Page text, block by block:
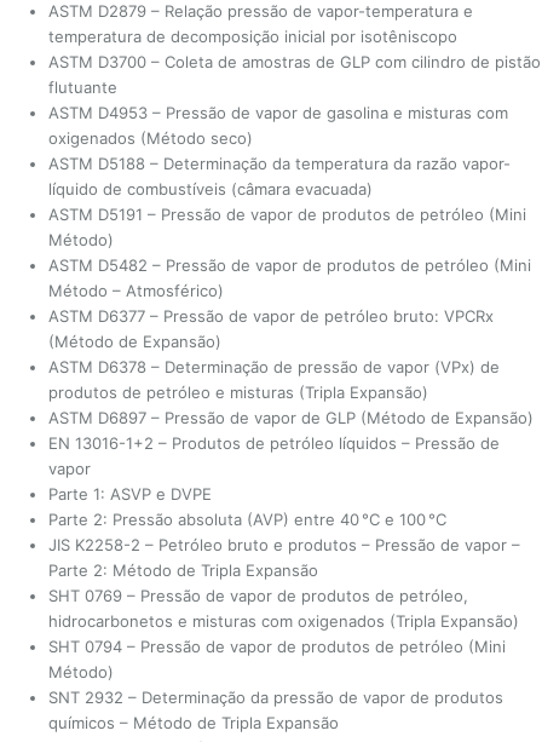
ASTM D2879 – Relação pressão de vapor-temperatura e
temperatura de decomposição inicial por isotêniscopo
ASTM D3700 – Coleta de amostras de GLP com cilindro de pistão
flutuante
ASTM D4953 – Pressão de vapor de gasolina e misturas com
oxigenados (Método seco)
ASTM D5188 – Determinação da temperatura da razão vapor-
líquido de combustíveis (câmara evacuada)
ASTM D5191 – Pressão de vapor de produtos de petróleo (Mini
Método)
ASTM D5482 – Pressão de vapor de produtos de petróleo (Mini
Método – Atmosférico)
ASTM D6377 – Pressão de vapor de petróleo bruto: VPCRx
(Método de Expansão)
ASTM D6378 – Determinação de pressão de vapor (VPx) de
produtos de petróleo e misturas (Tripla Expansão)
ASTM D6897 – Pressão de vapor de GLP (Método de Expansão)
EN 13016-1+2 – Produtos de petróleo líquidos – Pressão de
vapor
Parte 1: ASVP e DVPE
Parte 2: Pressão absoluta (AVP) entre 40 °C e 100 °C
JIS K2258-2 – Petróleo bruto e produtos – Pressão de vapor –
Parte 2: Método de Tripla Expansão
SHT 0769 – Pressão de vapor de produtos de petróleo,
hidrocarbonetos e misturas com oxigenados (Tripla Expansão)
SHT 0794 – Pressão de vapor de produtos de petróleo (Mini
Método)
SNT 2932 – Determinação da pressão de vapor de produtos
químicos – Método de Tripla Expansão